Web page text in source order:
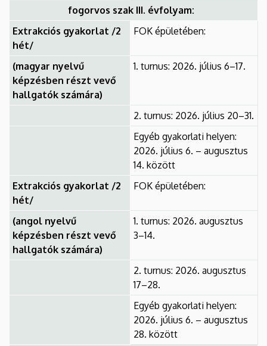
fogorvos szak III. évfolyam:
Extrakciós gyakorlat /2
hét/
FOK épületében:
(magyar nyelvű
képzésben részt vevő
hallgatók számára)
1. turnus: 2026. július 6–17.
2. turnus: 2026. július 20–31.
Egyéb gyakorlati helyen:
2026. július 6. – augusztus
14. között
Extrakciós gyakorlat /2
hét/
FOK épületében:
(angol nyelvű
képzésben részt vevő
hallgatók számára)
1. turnus: 2026. augusztus
3–14.
2. turnus: 2026. augusztus
17–28.
Egyéb gyakorlati helyen:
2026. július 6. – augusztus
28. között